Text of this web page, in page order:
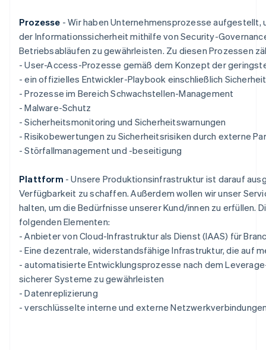
Prozesse - Wir haben Unternehmensprozesse aufgestellt,
der Informationssicherheit mithilfe von Security-
Betriebsabläufen zu gewährleisten. Zu diesen Prozessen
- User-Access-Prozesse gemäß dem Konzept der
- ein offizielles Entwickler-Playbook einschließlich
- Prozesse im Bereich Schwachstellen-Management
- Malware-Schutz
- Sicherheitsmonitoring und Sicherheitswarnungen
- Risikobewertungen zu Sicherheitsrisiken durch externe
- Störfallmanagement und -beseitigung
Plattform - Unsere Produktionsinfrastruktur ist darauf
Verfügbarkeit zu schaffen. Außerdem wollen wir unser
halten, um die Bedürfnisse unserer Kund/innen zu erfüllen.
folgenden Elementen:
- Anbieter von Cloud-Infrastruktur als Dienst (IAAS) für
- Eine dezentrale, widerstandsfähige Infrastruktur, die auf
- automatisierte Entwicklungsprozesse nach dem
sicherer Systeme zu gewährleisten
- Datenreplizierung
- verschlüsselte interne und externe
Luxemburg
FrançaisDeutschEnglish
Malaysia
English简体中文
Malta
Mexiko
Neuseeland
English
Niederlande
Norwegen
Österreich
DeutschEnglish
Polen
English
Portugal
English
Rumänien
English
Schweden
SvenskaEnglish